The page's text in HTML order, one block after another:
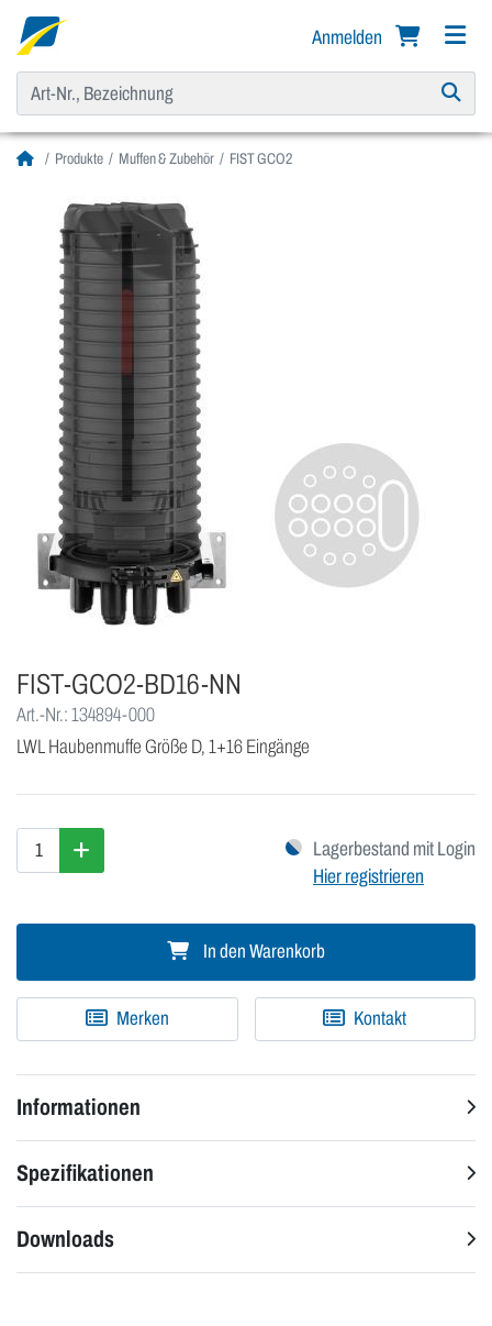
Anmelden
Produkte Muffen & Zubehör FIST GCO2
FIST-GCO2-BD16-NN
Art.-Nr.: 134894-000
LWL Haubenmuffe Größe D, 1+16 Eingänge
Lagerbestand mit Login
Hier registrieren
In den Warenkorb
Merken Kontakt
Informationen
Spezifikationen
Downloads